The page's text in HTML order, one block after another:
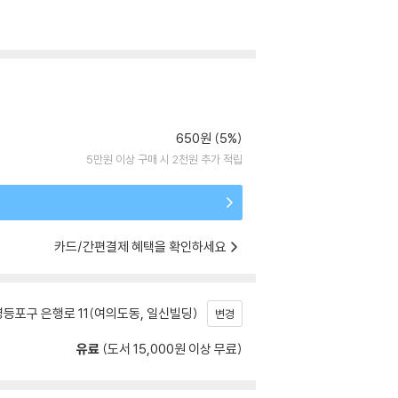
650원 (5%)
5만원 이상 구매 시 2천원 추가 적립
카드/간편결제 혜택을 확인하세요
포구 은행로 11(여의도동, 일신빌딩) 변경
유료 (도서 15,000원 이상 무료)